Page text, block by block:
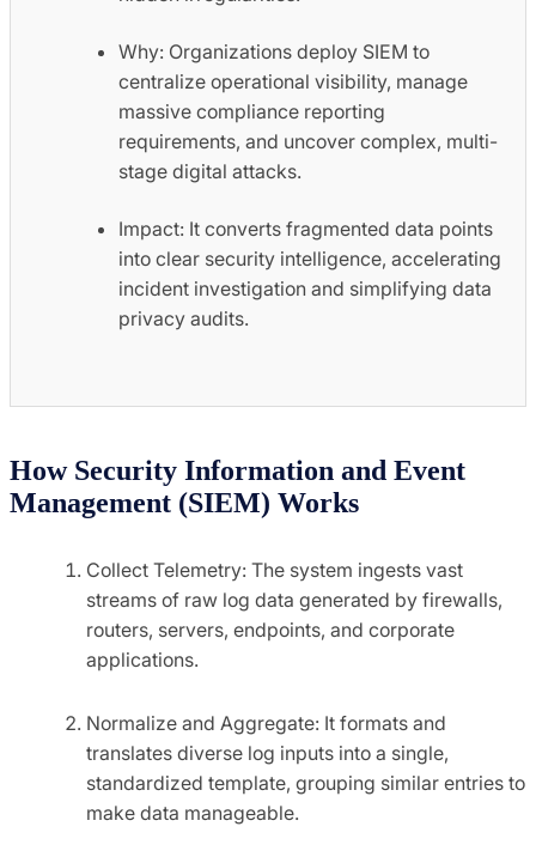
Why: Organizations deploy SIEM to
centralize operational visibility, manage
massive compliance reporting
requirements, and uncover complex, multi-
stage digital attacks.
Impact: It converts fragmented data points
into clear security intelligence, accelerating
incident investigation and simplifying data
privacy audits.
How Security Information and Event
Management (SIEM) Works
Collect Telemetry: The system ingests vast
streams of raw log data generated by firewalls,
routers, servers, endpoints, and corporate
applications.
Normalize and Aggregate: It formats and
translates diverse log inputs into a single,
standardized template, grouping similar entries to
make data manageable.